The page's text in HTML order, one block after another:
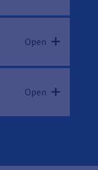
Open
Open